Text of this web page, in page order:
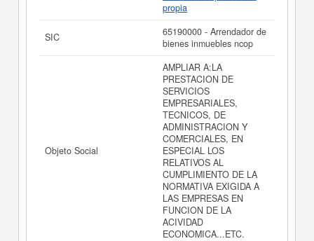
resultados de sus años de actividad, así como los
balances y cuentas de resultados disponibles.
La última actualización del informe de empresa se ha
realizado el 24/06/2026.
propia
SIC
65190000 - Arrendador de
bienes inmuebles ncop
Objeto Social
AMPLIAR A:LA
PRESTACION DE
SERVICIOS
EMPRESARIALES,
TECNICOS, DE
ADMINISTRACION Y
COMERCIALES, EN
ESPECIAL LOS
RELATIVOS AL
CUMPLIMIENTO DE LA
NORMATIVA EXIGIDA A
LAS EMPRESAS EN
FUNCION DE LA
ACIVIDAD
ECONOMICA...ETC.